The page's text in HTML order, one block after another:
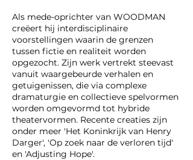
Als mede-oprichter van WOODMAN
creëert hij interdisciplinaire
voorstellingen waarin de grenzen
tussen fictie en realiteit worden
opgezocht. Zijn werk vertrekt steevast
vanuit waargebeurde verhalen en
getuigenissen, die via complexe
dramaturgie en collectieve spelvormen
worden omgevormd tot hybride
theatervormen. Recente creaties zijn
onder meer 'Het Koninkrijk van Henry
Darger', 'Op zoek naar de verloren tijd'
en 'Adjusting Hope'.